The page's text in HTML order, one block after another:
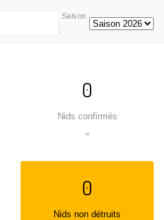
Saison
:
0
Nids confirmés
=
0
Nids non détruits